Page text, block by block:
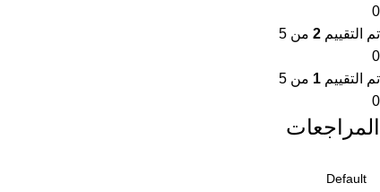
0
تم التقييم 2 من 5
0
تم التقييم 1 من 5
0
المراجعات